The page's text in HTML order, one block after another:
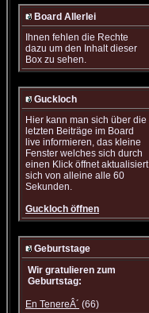
Board Allerlei
Ihnen fehlen die Rechte
dazu um den Inhalt dieser
Box zu sehen.
Guckloch
Hier kann man sich über die
letzten Beiträge im Board
live informieren, das kleine
Fenster welches sich durch
einen Klick öffnet aktualisiert
sich von alleine alle 60
Sekunden.
Guckloch öffnen
Geburtstage
Wir gratulieren zum
Geburtstag:
En TenereÂ´ (66)